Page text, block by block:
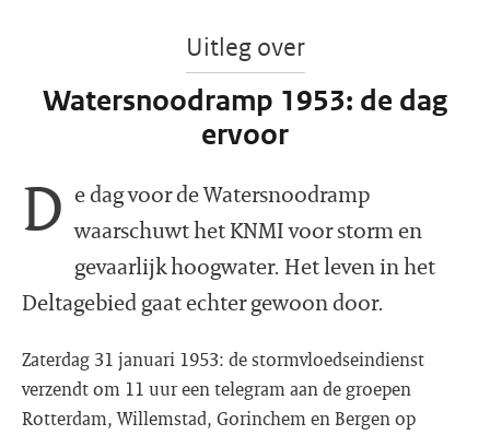
Uitleg over
Watersnoodramp 1953: de dag
ervoor
D e dag voor de Watersnoodramp
waarschuwt het KNMI voor storm en
gevaarlijk hoogwater. Het leven in het
Deltagebied gaat echter gewoon door.
Zaterdag 31 januari 1953: de stormvloedseindienst
verzendt om 11 uur een telegram aan de groepen
Rotterdam, Willemstad, Gorinchem en Bergen op